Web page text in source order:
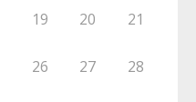
19 20 21
26 27 28